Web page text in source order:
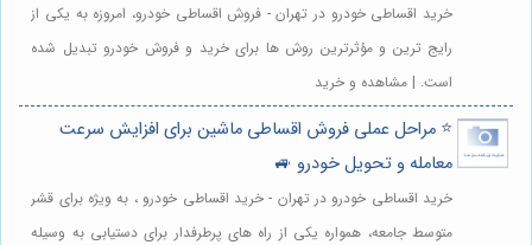
خرید اقساطی خودرو در تهران - فروش اقساطی خودرو، امروزه به یکی از
رایج ترین و مؤثرترین روش ها برای خرید و فروش خودرو تبدیل شده
است. | مشاهده و خرید
⭐️ مراحل عملی فروش اقساطی ماشین برای افزایش سرعت
معامله و تحویل خودرو 🚙
خرید اقساطی خودرو در تهران - خرید اقساطی خودرو ، به ویژه برای قشر
متوسط جامعه، همواره یکی از راه های پرطرفدار برای دستیابی به وسیله